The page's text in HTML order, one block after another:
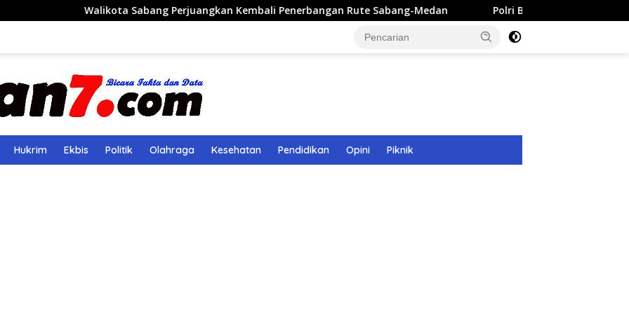
Walikota Sabang Perjuangkan Kembali Penerbangan Rute Sabang-Medan Polri Bangun 40 Titik Sumur Bor untuk
Hukrim Ekbis Politik Olahraga Kesehatan Pendidikan Opini Piknik